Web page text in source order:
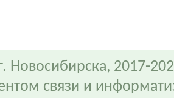
Новосибирска, 2017-
связи и